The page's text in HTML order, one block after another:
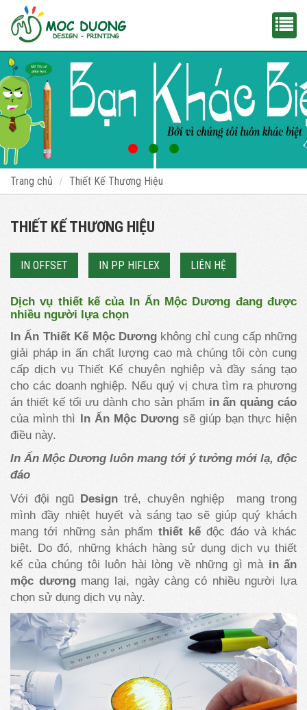
Trang chủ Thiết Kế Thương Hiệu
THIẾT KẾ THƯƠNG HIỆU
IN OFFSET IN PP HIFLEX LIÊN HỆ
Dịch vụ thiết kế của In Ấn Mộc Dương đang được
nhiều người lựa chọn
In Ấn Thiết Kế Mộc Dương không chỉ cung cấp những
giải pháp in ấn chất lượng cao mà chúng tôi còn cung
cấp dịch vụ Thiết Kế chuyên nghiệp và đầy sáng tạo
cho các doanh nghiệp. Nếu quý vị chưa tìm ra phương
án thiết kế tối ưu dành cho sản phẩm in ấn quảng cáo
của mình thì In Ấn Mộc Dương sẽ giúp bạn thực hiện
điều này.
In Ấn Mộc Dương luôn mang tới ý tưởng mới lạ, độc
đáo
Với đội ngũ Design trẻ, chuyên nghiệp mang trong
mình đầy nhiệt huyết và sáng tạo sẽ giúp quý khách
mang tới những sản phẩm thiết kế độc đáo và khác
biệt. Do đó, những khách hàng sử dụng dịch vụ thiết
kế của chúng tôi luôn hài lòng về những gì mà in ấn
mộc dươngmang lại, ngày càng có nhiều người lựa
chọn sử dụng dịch vụ này.